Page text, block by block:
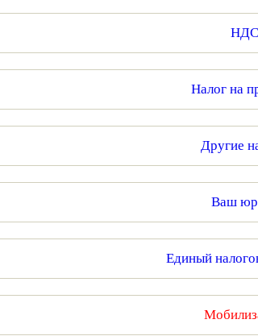
НДС
Налог на
Другие
Ваш
Единый